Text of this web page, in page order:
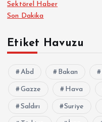
Sektörel Haber
Son Dakika
Etiket Havuzu
Abd Bakan
Gazze Hava
Saldırı Suriye